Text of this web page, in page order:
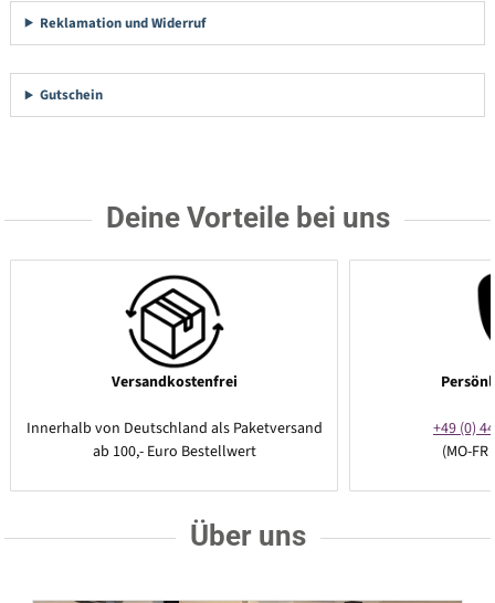
Reklamation und Widerruf
Gutschein
Deine Vorteile bei uns
Versandkostenfrei
Innerhalb von Deutschland als Paketversand
ab 100,- Euro Bestellwert
+49 (0)
(MO-
Über uns